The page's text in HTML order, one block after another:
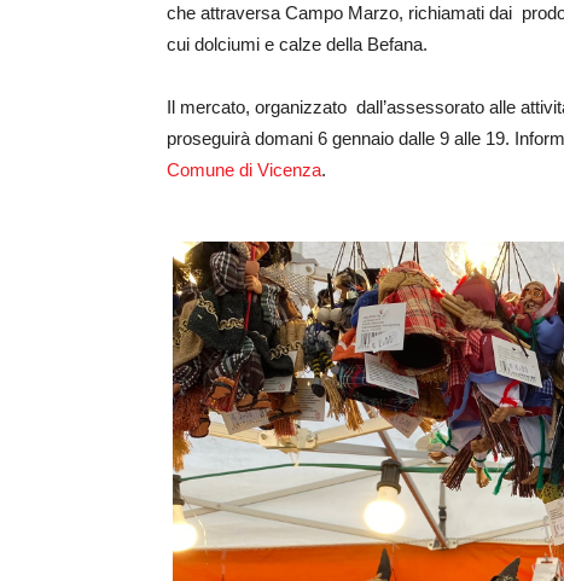
che attraversa Campo Marzo, richiamati dai
cui dolciumi e calze della Befana.
Il mercato, organizzato dall’assessorato alle
proseguirà domani 6 gennaio dalle 9 alle 19.
Comune di Vicenza.